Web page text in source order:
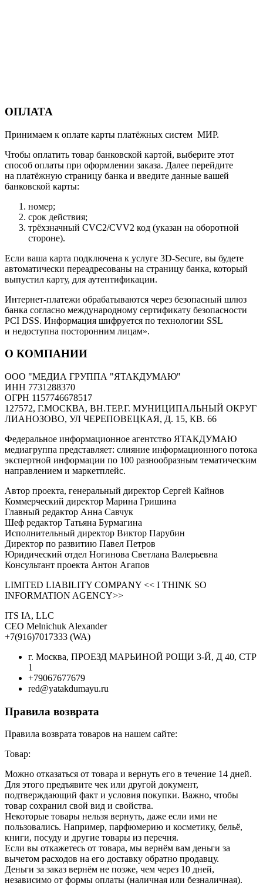
ОПЛАТА
Принимаем к оплате карты платёжных систем МИР.
Чтобы оплатить товар банковской картой, выберите этот
способ оплаты при оформлении заказа. Далее перейдите
на платёжную страницу банка и введите данные вашей
банковской карты:
номер;
срок действия;
трёхзначный CVC2/CVV2 код (указан на оборотной
стороне).
Если ваша карта подключена к услуге 3D-Secure, вы будете
автоматически переадресованы на страницу банка, который
выпустил карту, для аутентификации.
Интернет-платежи обрабатываются через безопасный шлюз
банка согласно международному сертификату безопасности
PCI DSS. Информация шифруется по технологии SSL
и недоступна посторонним лицам».
О КОМПАНИИ
ООО "МЕДИА ГРУППА "ЯТАКДУМАЮ"
ИНН 7731288370
ОГРН 1157746678517
127572, Г.МОСКВА, ВН.ТЕР.Г. МУНИЦИПАЛЬНЫЙ ОКРУГ
ЛИАНОЗОВО, УЛ ЧЕРЕПОВЕЦКАЯ, Д. 15, КВ. 66
Федеральное информационное агентство ЯТАКДУМАЮ
медиагруппа представляет: слияние информационного потока
экспертной информации по 100 разнообразным тематическим
направлением и маркетплейс.
Автор проекта, генеральный директор Сергей Кайнов
Коммерческий директор Марина Гришина
Главный редактор Анна Савчук
Шеф редактор Татьяна Бурмагина
Исполнительный директор Виктор Парубин
Директор по развитию Павел Петров
Юридический отдел Ногинова Светлана Валерьевна
Консультант проекта Антон Агапов
LIMITED LIABILITY COMPANY << I THINK SO
INFORMATION AGENCY>>
ITS IA, LLC
CEO Melnichuk Alexander
+7(916)7017333 (WA)
г. Москва, ПРОЕЗД МАРЬИНОЙ РОЩИ 3-Й, Д 40, СТР
1
+79067677679
red@yatakdumayu.ru
Правила возврата
Правила возврата товаров на нашем сайте:
Товар:
Можно отказаться от товара и вернуть его в течение 14 дней.
Для этого предъявите чек или другой документ,
подтверждающий факт и условия покупки. Важно, чтобы
товар сохранил свой вид и свойства.
Некоторые товары нельзя вернуть, даже если ими не
пользовались. Например, парфюмерию и косметику, бельё,
книги, посуду и другие товары из перечня.
Если вы откажетесь от товара, мы вернём вам деньги за
вычетом расходов на его доставку обратно продавцу.
Деньги за заказ вернём не позже, чем через 10 дней,
независимо от формы оплаты (наличная или безналичная).